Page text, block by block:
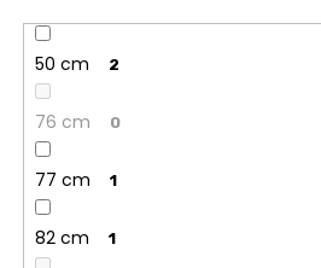
50 cm 2
76 cm 0
77 cm 1
82 cm 1